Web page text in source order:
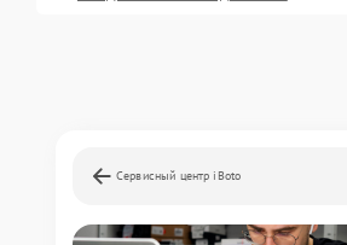
Сервисный центр iBoto